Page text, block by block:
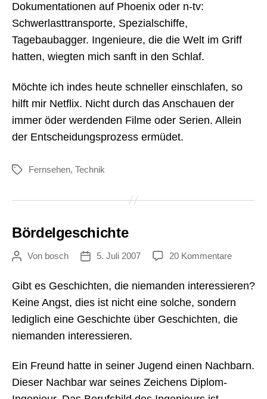
Dokumentationen auf Phoenix oder n-tv:
Schwerlasttransporte, Spezialschiffe,
Tagebaubagger. Ingenieure, die die Welt im Griff
hatten, wiegten mich sanft in den Schlaf.
Möchte ich indes heute schneller einschlafen, so
hilft mir Netflix. Nicht durch das Anschauen der
immer öder werdenden Filme oder Serien. Allein
der Entscheidungsprozess ermüdet.
Schlagwörter
Fernsehen, Technik
Bördelgeschichte
Beitragsautor
Von bosch Veröffentlichungsdatum
5. Juli 2007 20 Kommentarezu
Gibt es Geschichten, die niemanden interessieren?
Keine Angst, dies ist nicht eine solche, sondern
lediglich eine Geschichte über Geschichten, die
niemanden interessieren.
Ein Freund hatte in seiner Jugend einen Nachbarn.
Dieser Nachbar war seines Zeichens Diplom-